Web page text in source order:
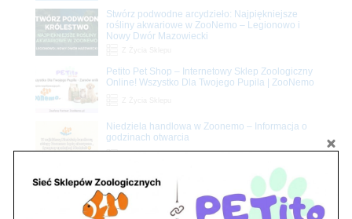
Stwórz podwodne arcydzieło: Najpiękniejsze
rośliny akwariowe w ZooNemo – Legionowo i
Nowy Dwór Mazowiecki
Petito Pet Shop – Internetowy Sklep Zoologiczny
Online! Wszystko Dla Twojego Pupila | ZooNemo
Niedziela handlowa w Zoonemo – Informacja o
godzinach otwarcia
Znajdź nas